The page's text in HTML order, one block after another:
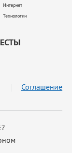
Интернет
Технологии
Соглашение